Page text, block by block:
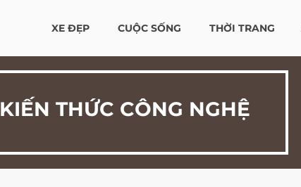
XE ĐẸP CUỘC SỐNG THỜI TRANG
KIẾN THỨC CÔNG NGHỆ